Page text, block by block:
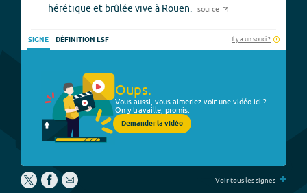
hérétique et brûlée vive à Rouen.
source
SIGNE DÉFINITION LSF Il y a un souci ?
Oups.
Vous aussi, vous aimeriez voir une vidéo ici ?
On y travaille, promis.
Demander la vidéo
Voir tous les signes +